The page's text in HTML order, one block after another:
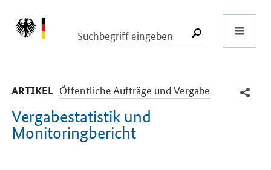
SUCHE
ARTIKEL -
Öffentliche Aufträge und Vergabe
Vergabestatistik und
Monitoringbericht